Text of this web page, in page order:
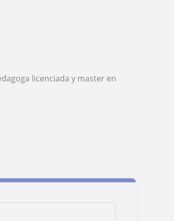
licenciada y master en